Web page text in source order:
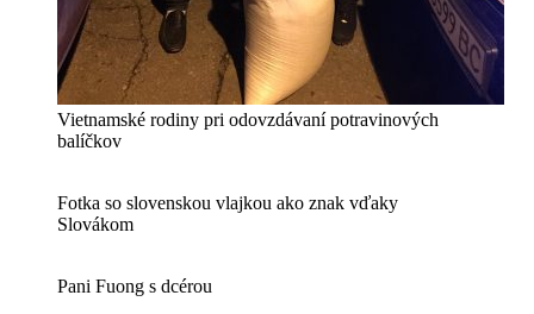
Vietnamské rodiny pri odovzdávaní potravinových
balíčkov
Fotka so slovenskou vlajkou ako znak vďaky
Slovákom
Pani Fuong s dcérou